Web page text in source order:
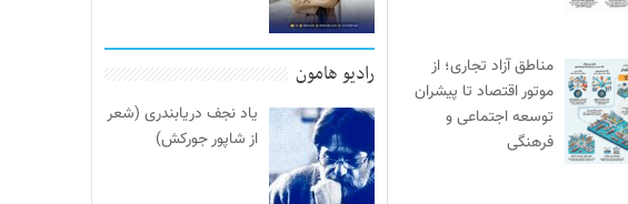
رادیو هامون
یاد نجف دریابندری (شعر
از شاپور جورکش)
مناطق آزاد تجاری؛ از
موتور اقتصاد تا پیشران
توسعه اجتماعی و
فرهنگی